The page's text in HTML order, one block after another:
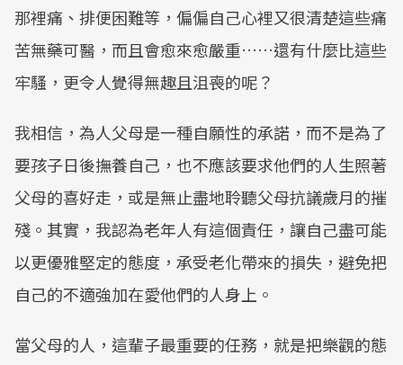
那裡痛、排便困難等，偏偏自己心裡又很清楚這些痛
苦無藥可醫，而且會愈來愈嚴重……還有什麼比這些
牢騷，更令人覺得無趣且沮喪的呢？
我相信，為人父母是一種自願性的承諾，而不是為了
要孩子日後撫養自己，也不應該要求他們的人生照著
父母的喜好走，或是無止盡地聆聽父母抗議歲月的摧
殘。其實，我認為老年人有這個責任，讓自己盡可能
以更優雅堅定的態度，承受老化帶來的損失，避免把
自己的不適強加在愛他們的人身上。
當父母的人，這輩子最重要的任務，就是把樂觀的態